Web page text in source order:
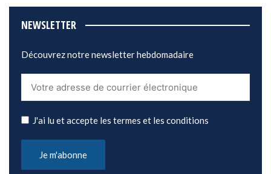
NEWSLETTER
Découvrez notre newsletter hebdomadaire
J'ai lu et accepte les termes et les conditions